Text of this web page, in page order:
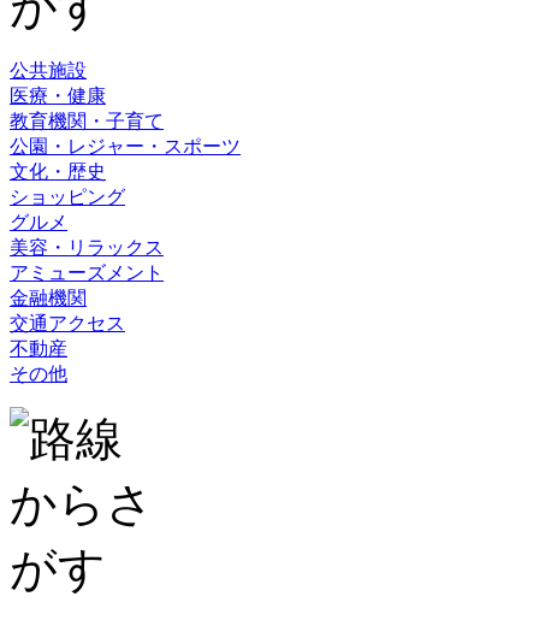
公共施設
医療・健康
教育機関・子育て
公園・レジャー・スポーツ
文化・歴史
ショッピング
グルメ
美容・リラックス
アミューズメント
金融機関
交通アクセス
不動産
その他